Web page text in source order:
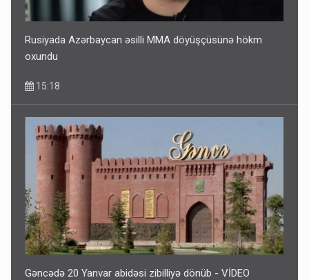
Rusiyada Azərbaycan əsilli MMA döyüşçüsünə hökm
oxundu
15:18
Gəncədə 20 Yanvar abidəsi zibilliyə dönüb - VİDEO